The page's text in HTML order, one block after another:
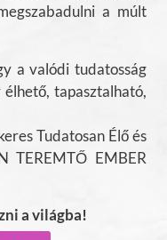
a múlt
a valódi tudatosság
tapasztalható,
Tudatosan Élő és
TEREMTŐ EMBER
a világba!